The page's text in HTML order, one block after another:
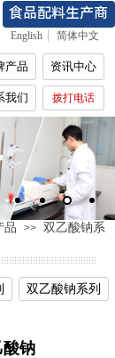
拨打电话
English 简体中文
产品 资讯中心
我们
食品配料生产商
品 >> 双乙酸钠系
双乙酸钠系列
酸钠